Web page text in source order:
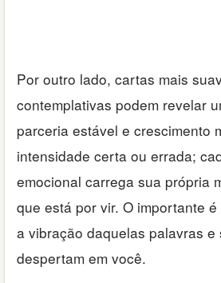
Por outro lado, cartas mais
contemplativas podem revelar
parceria estável e crescimento
intensidade certa ou errada;
emocional carrega sua própria
que está por vir. O importante
a vibração daquelas palavras e
despertam em você.